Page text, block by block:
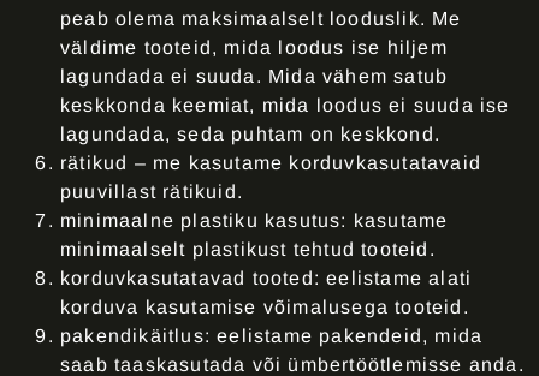
peab olema maksimaalselt looduslik. Me
väldime tooteid, mida loodus ise hiljem
lagundada ei suuda. Mida vähem satub
keskkonda keemiat, mida loodus ei suuda ise
lagundada, seda puhtam on keskkond.
rätikud – me kasutame korduvkasutatavaid
puuvillast rätikuid.
minimaalne plastiku kasutus: kasutame
minimaalselt plastikust tehtud tooteid.
korduvkasutatavad tooted: eelistame alati
korduva kasutamise võimalusega tooteid.
pakendikäitlus: eelistame pakendeid, mida
saab taaskasutada või ümbertöötlemisse anda.